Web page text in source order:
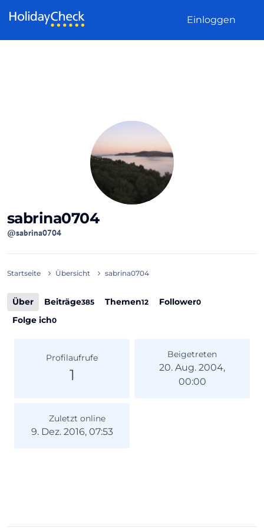
Einloggen
sabrina0704
@sabrina0704
Startseite Übersicht sabrina0704
Über Beiträge385 Themen12 Follower0
Folge ich0
Profilaufrufe
1
Beigetreten
20. Aug. 2004,
00:00
Zuletzt online
9. Dez. 2016, 07:53